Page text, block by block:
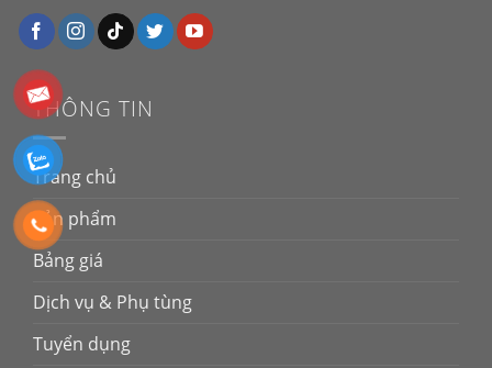
THÔNG TIN
Trang chủ
Sản phẩm
Bảng giá
Dịch vụ & Phụ tùng
Tuyển dụng